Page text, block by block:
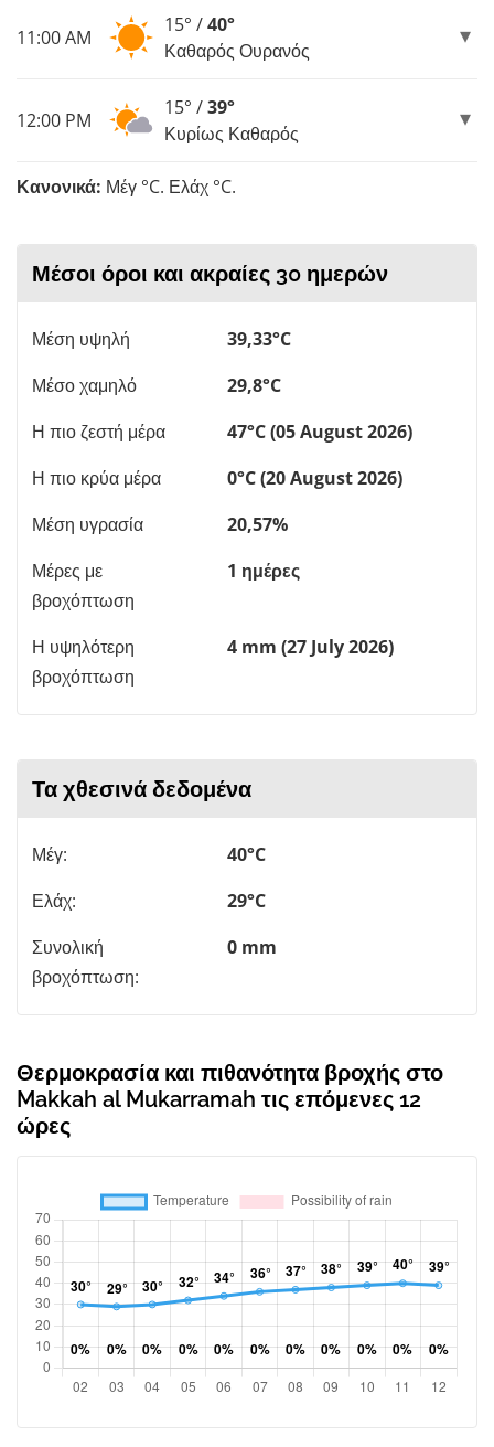
11:00 AM
15° /40°
Καθαρός Ουρανός
12:00 PM
15° /39°
Κυρίως Καθαρός
Κανονικά: Μέγ °C. Ελάχ °C.
Μέσοι όροι και ακραίες 30 ημερών
Μέση υψηλή
39,33°C
Μέσο χαμηλό
29,8°C
Η πιο ζεστή μέρα
47°C (05 August 2026)
Η πιο κρύα μέρα
0°C (20 August 2026)
Μέση υγρασία
20,57%
Μέρες με
βροχόπτωση
1 ημέρες
Η υψηλότερη
βροχόπτωση
4 mm (27 July 2026)
Τα χθεσινά δεδομένα
Μέγ:
40°C
Ελάχ:
29°C
Συνολική
βροχόπτωση:
0 mm
Θερμοκρασία και πιθανότητα βροχής στο
Makkah al Mukarramah τις επόμενες 12
ώρες